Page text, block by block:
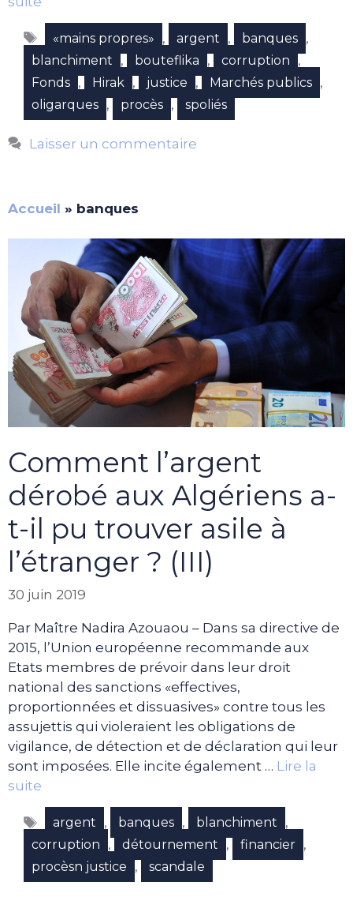
Étiquettes
«mains propres» , argent , banques ,
blanchiment , bouteflika , corruption ,
Fonds , Hirak , justice , Marchés publics ,
oligarques , procès , spoliés
Laisser un commentaire
Accueil » banques
Comment l’argent
dérobé aux Algériens a-
t-il pu trouver asile à
l’étranger ? (III)
30 juin 2019
Par Maître Nadira Azouaou – Dans sa directive de
2015, l’Union européenne recommande aux
Etats membres de prévoir dans leur droit
national des sanctions «effectives,
proportionnées et dissuasives» contre tous les
assujettis qui violeraient les obligations de
vigilance, de détection et de déclaration qui leur
sont imposées. Elle incite également … Lire la
suite
Étiquettes
argent , banques , blanchiment ,
corruption , détournement , financier ,
procèsn justice , scandale